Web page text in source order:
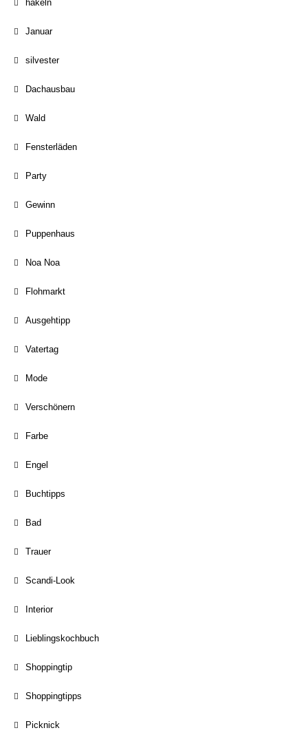
häkeln
Januar
silvester
Dachausbau
Wald
Fensterläden
Party
Gewinn
Puppenhaus
Noa Noa
Flohmarkt
Ausgehtipp
Vatertag
Mode
Verschönern
Farbe
Engel
Buchtipps
Bad
Trauer
Scandi-Look
Interior
Lieblingskochbuch
Shoppingtip
Shoppingtipps
Picknick